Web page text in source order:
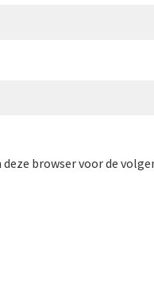
browser voor de